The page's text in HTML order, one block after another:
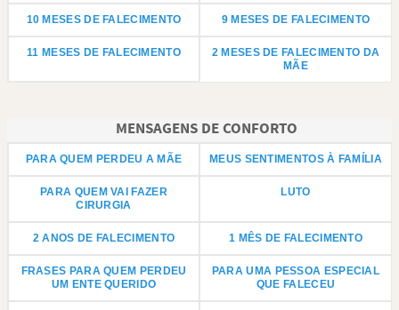
10 MESES DE FALECIMENTO 9 MESES DE FALECIMENTO
11 MESES DE FALECIMENTO
2 MESES DE FALECIMENTO DA
MÃE
MENSAGENS DE CONFORTO
PARA QUEM PERDEU A MÃE MEUS SENTIMENTOS À FAMÍLIA
PARA QUEM VAI FAZER
CIRURGIA
LUTO
2 ANOS DE FALECIMENTO 1 MÊS DE FALECIMENTO
FRASES PARA QUEM PERDEU
UM ENTE QUERIDO
PARA UMA PESSOA ESPECIAL
QUE FALECEU